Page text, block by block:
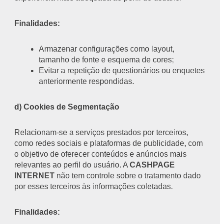
Finalidades:
Armazenar configurações como layout,
tamanho de fonte e esquema de cores;
Evitar a repetição de questionários ou enquetes
anteriormente respondidas.
d) Cookies de Segmentação
Relacionam-se a serviços prestados por terceiros,
como redes sociais e plataformas de publicidade, com
o objetivo de oferecer conteúdos e anúncios mais
relevantes ao perfil do usuário. A CASHPAGE
INTERNETnão tem controle sobre o tratamento dado
por esses terceiros às informações coletadas.
Finalidades: